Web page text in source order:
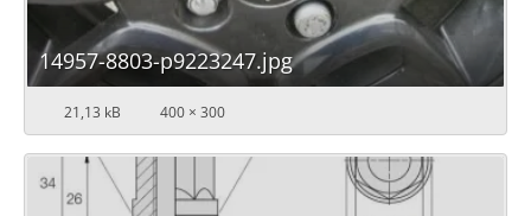
14957-8803-p9223247.jpg
21,13 kB 400 × 300